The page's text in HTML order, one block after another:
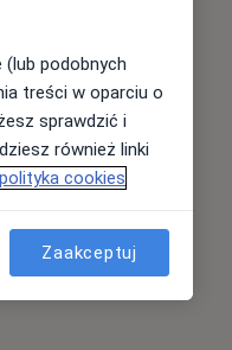
podobnych
treści w oparciu o
sprawdzić i
również linki
polityka cookies
Zaakceptuj